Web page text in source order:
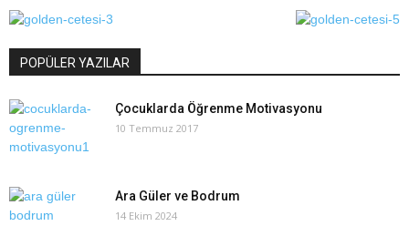
POPÜLER YAZILAR
Çocuklarda Öğrenme Motivasyonu
10 Temmuz 2017
Ara Güler ve Bodrum
14 Ekim 2024